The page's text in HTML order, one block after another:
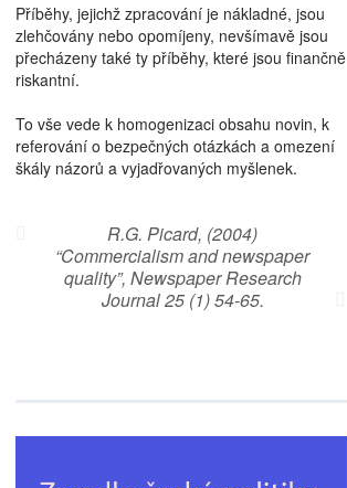
Příběhy, jejichž zpracování je nákladné, jsou
zlehčovány nebo opomíjeny, nevšímavě jsou
přecházeny také ty příběhy, které jsou finančně
riskantní.
To vše vede k homogenizaci obsahu novin, k
referování o bezpečných otázkách a omezení
škály názorů a vyjadřovaných myšlenek.
R.G. Picard, (2004)
“Commercialism and newspaper
quality”, Newspaper Research
Journal 25 (1) 54-65.